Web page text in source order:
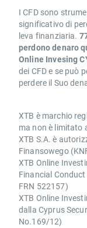
I CFD sono
significativo di
leva finanziaria.
perdono denaro
Online Invesing
dei CFD e se può
perdere il Suo
XTB è marchio
ma non è limitato
XTB S.A. è
Finansowego
XTB Online
Financial
FRN 522157)
XTB Online
dalla Cyprus
No.169/12)